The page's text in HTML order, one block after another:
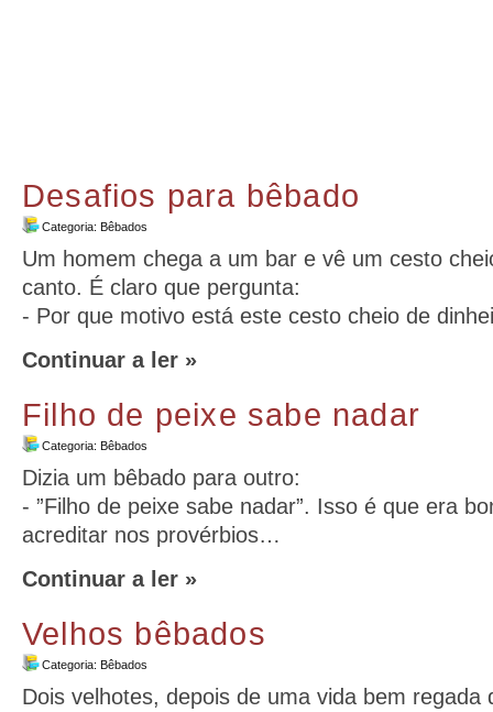
Desafios para bêbado
Categoria: Bêbados
Um homem chega a um bar e vê um cesto
canto. É claro que pergunta:
- Por que motivo está este cesto cheio de
Continuar a ler »
Filho de peixe sabe nadar
Categoria: Bêbados
Dizia um bêbado para outro:
- ”Filho de peixe sabe nadar”. Isso é que era
acreditar nos provérbios…
Continuar a ler »
Velhos bêbados
Categoria: Bêbados
Dois velhotes, depois de uma vida bem regada